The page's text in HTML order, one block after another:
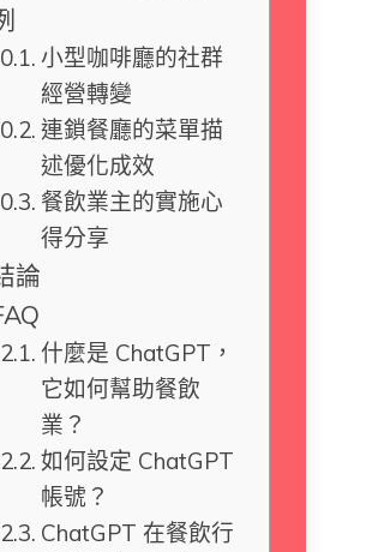
小型咖啡廳的社群
經營轉變
連鎖餐廳的菜單描
述優化成效
餐飲業主的實施心
得分享
論
什麼是 ChatGPT，
它如何幫助餐飲
業？
如何設定 ChatGPT
帳號？
ChatGPT 在餐飲行